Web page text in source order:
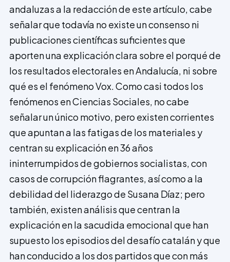
andaluzas a la redacción de este artículo, cabe
señalar que todavía no existe un consenso ni
publicaciones científicas suficientes que
aporten una explicación clara sobre el porqué de
los resultados electorales en Andalucía, ni sobre
qué es el fenómeno Vox. Como casi todos los
fenómenos en Ciencias Sociales, no cabe
señalar un único motivo, pero existen corrientes
que apuntan a las fatigas de los materiales y
centran su explicación en 36 años
ininterrumpidos de gobiernos socialistas, con
casos de corrupción flagrantes, así como a la
debilidad del liderazgo de Susana Díaz; pero
también, existen análisis que centran la
explicación en la sacudida emocional que han
supuesto los episodios del desafío catalán y que
han conducido a los dos partidos que con más